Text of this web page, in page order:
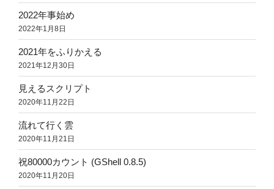
2022年事始め
2022年1月8日
2021年をふりかえる
2021年12月30日
見えるスクリプト
2020年11月22日
流れて行く雲
2020年11月21日
祝80000カウント (GShell 0.8.5)
2020年11月20日